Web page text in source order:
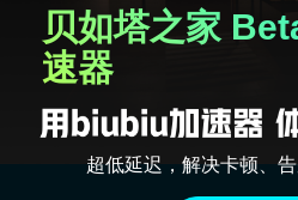
贝如塔之家
速器
超低延迟，解决卡顿、